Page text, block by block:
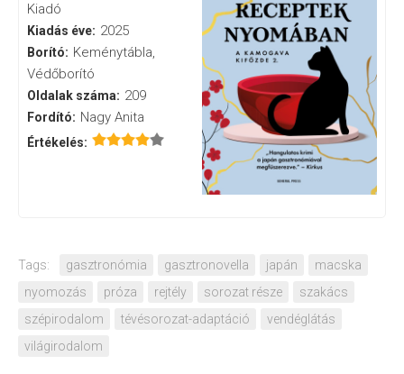
Kiadó
Kiadás éve: 2025
Borító: Keménytábla,
Védőborító
Oldalak száma: 209
Fordító: Nagy Anita
Értékelés:
Tags: gasztronómia gasztronovella japán
macska
nyomozás
próza rejtély sorozat része
szakács
szépirodalom
tévésorozat-adaptáció
vendéglátás
világirodalom